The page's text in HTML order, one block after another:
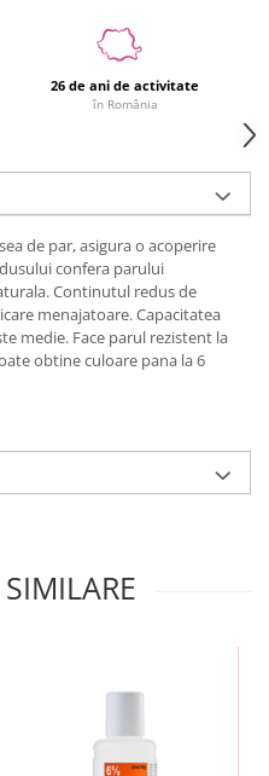
26 de ani de activitate
în România
de par, asigura o acoperire
confera parului
Continutul redus de
menajatoare. Capacitatea
medie. Face parul rezistent la
obtine culoare pana la 6